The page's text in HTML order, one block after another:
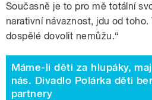
Současně je to pro mě totální
narativní návaznost, jdu od toho.
dospělé dovolit nemůžu.“
Máme-li děti za hlupáky,
nás. Divadlo Polárka děti
partnery